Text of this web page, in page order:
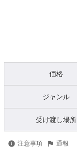
価格
ジャンル
受け渡し場所
注意事項 通報